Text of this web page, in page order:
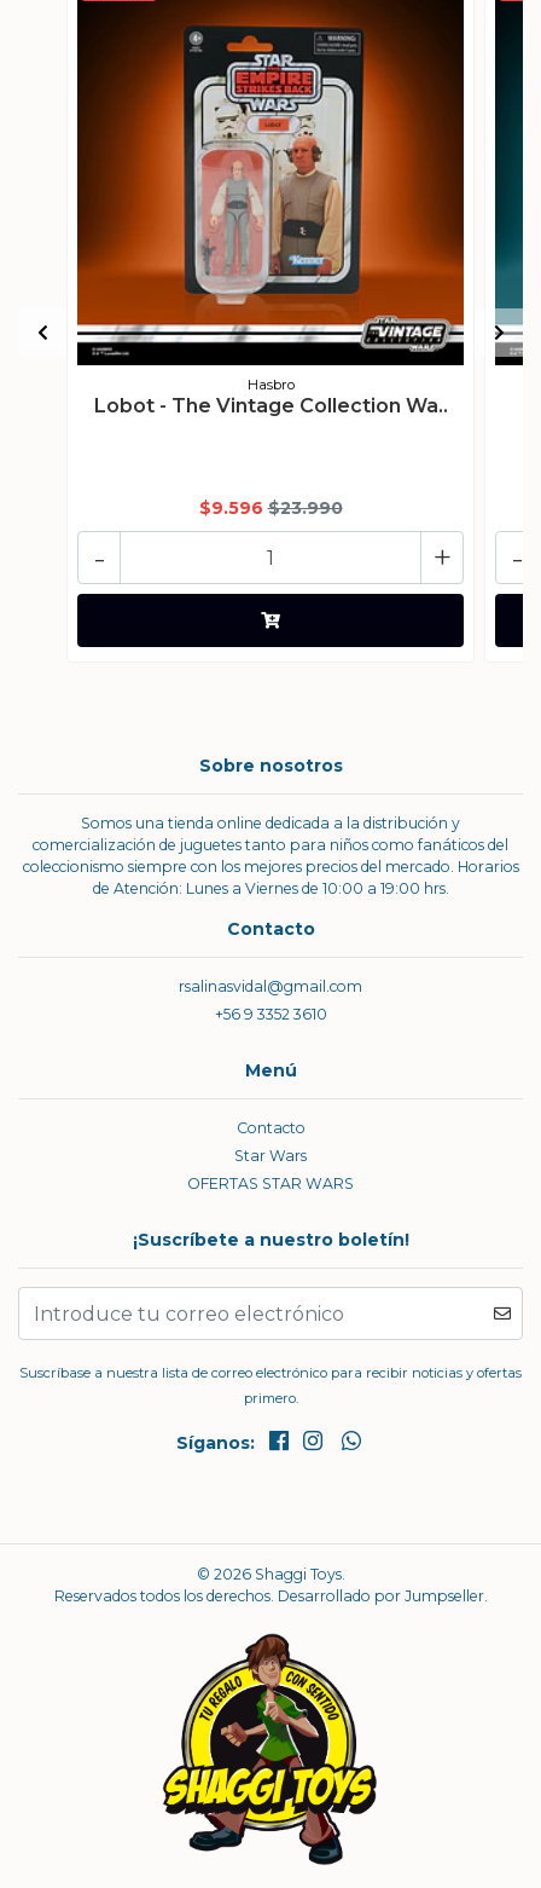
Hasbro
Lobot - The Vintage Collection Wa..
$9.596 $23.990
+
- -
Sobre nosotros
Somos una tienda online dedicada a la distribución y
comercialización de juguetes tanto para niños como fanáticos del
coleccionismo siempre con los mejores precios del mercado. Horarios
de Atención: Lunes a Viernes de 10:00 a 19:00 hrs.
Contacto
rsalinasvidal@gmail.com
+56 9 3352 3610
Menú
Contacto
Star Wars
OFERTAS STAR WARS
¡Suscríbete a nuestro boletín!
Suscríbase a nuestra lista de correo electrónico para recibir noticias y ofertas
primero.
Síganos:
© 2026 Shaggi Toys.
Reservados todos los derechos. Desarrollado por Jumpseller.